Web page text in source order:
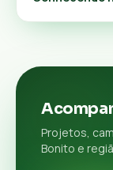
Projetos,
Bonito e